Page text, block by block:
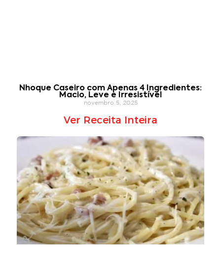
Nhoque Caseiro com Apenas 4 Ingredientes:
Macio, Leve e Irresistível
novembro 5, 2025
Ver Receita Inteira